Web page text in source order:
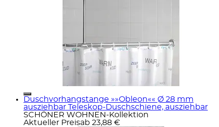
Duschvorhangstange »»Obleon«« Ø 28 mm
ausziehbar Teleskop-Duschschiene, ausziehbar
SCHÖNER WOHNEN-Kollektion
Aktueller Preisab 23,88 €